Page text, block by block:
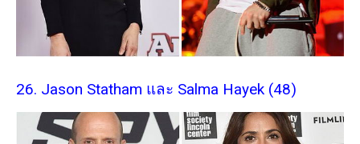
26. Jason Statham และ Salma Hayek (48)